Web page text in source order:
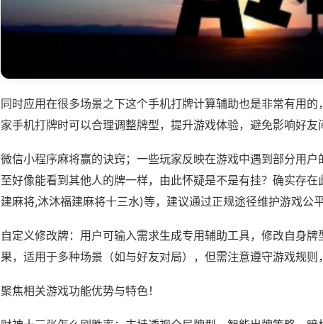
同时应用在很多场景之下这个手机打牌计算辅助也是非常有用
家手机打牌时可以合理调整牌型，提升游戏体验，避免影响好友
微信小程序麻将赢的诀窍；一些玩家反映在游戏中遇到部分用
至好像能看到其他人的牌一样，由此怀疑是不是有挂？确实存
建麻将,沐沐福建麻将十三水)等，建议通过正规途径维护游戏公平
自定义修改牌：用户可输入需求生成专用辅助工具，修改自身牌
果，适用于多种场景（如与好友对局），但需注意遵守游戏规则
聚焦相关游戏功能优势与特色！